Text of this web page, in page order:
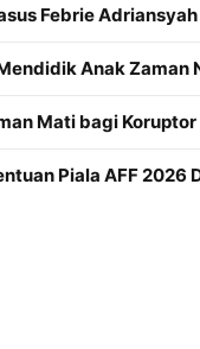
Febrie Adriansyah
Anak Zaman
Mati bagi Koruptor
Piala AFF 2026